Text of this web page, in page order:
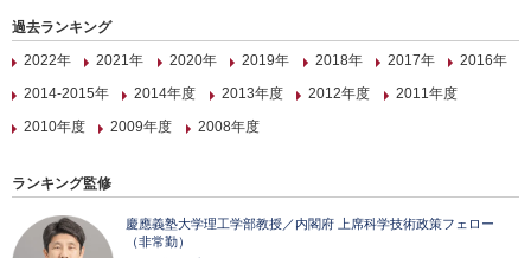
過去ランキング
2022年
2021年 2020年 2019年 2018年 2017年
2016年
2014-2015年
2014年度 2013年度 2012年度
2011年度
2010年度
2009年度 2008年度
ランキング監修
慶應義塾大学理工学部教授／内閣府 上席科学技術政策フェロー
（非常勤）